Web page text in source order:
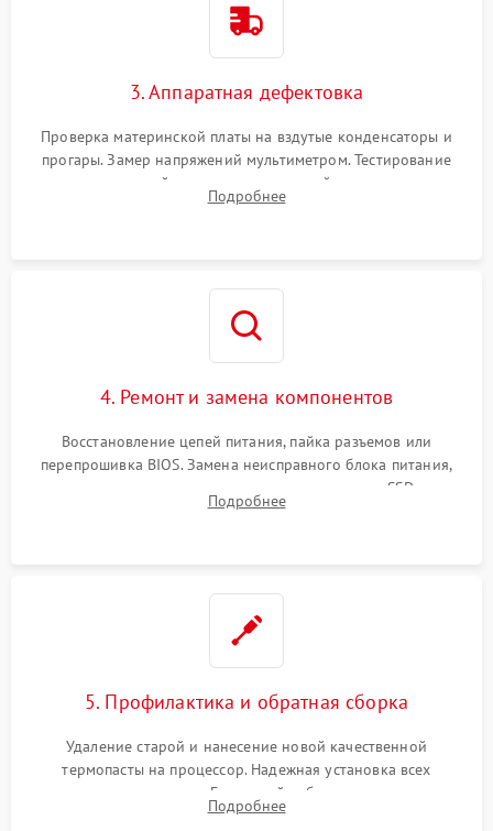
3. Аппаратная дефектовка
Проверка материнской платы на вздутые конденсаторы и
прогары. Замер напряжений мультиметром. Тестирование
оперативной памяти и накопителей с помощью
диагностического ПО для выявления сбойных секторов и
Подробнее
4. Ремонт и замена компонентов
Восстановление цепей питания, пайка разъемов или
перепрошивка BIOS. Замена неисправного блока питания,
видеокарты, процессора или установка нового SSD для
восстановления и повышения скорости работы системы.
Подробнее
5. Профилактика и обратная сборка
Удаление старой и нанесение новой качественной
термопасты на процессор. Надежная установка всех
комплектующих в слоты. Грамотный кабель-менеджмент для
обеспечения правильной циркуляции воздуха внутри
Подробнее